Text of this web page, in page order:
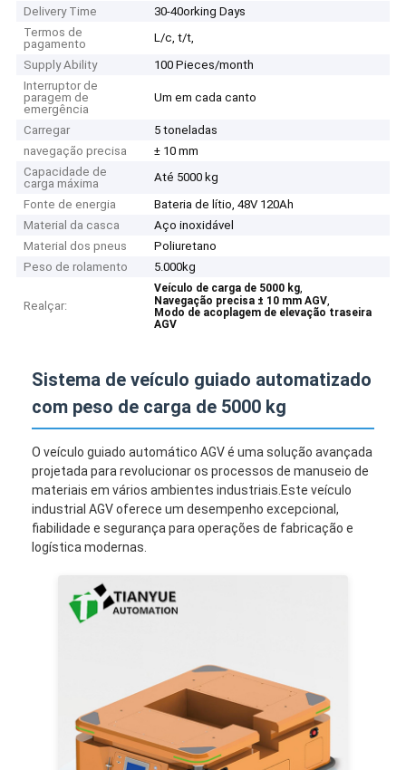
Delivery Time
30-40orking Days
Termos de
pagamento
L/c, t/t,
Supply Ability
100 Pieces/month
Interruptor de
paragem de
emergência
Um em cada canto
Carregar
5 toneladas
navegação precisa
± 10 mm
Capacidade de
carga máxima
Até 5000 kg
Fonte de energia
Bateria de lítio, 48V 120Ah
Material da casca
Aço inoxidável
Material dos pneus
Poliuretano
Peso de rolamento
5.000kg
Realçar:
Veículo de carga de 5000 kg,
Navegação precisa ± 10 mm AGV,
Modo de acoplagem de elevação traseira
AGV
Sistema de veículo guiado automatizado
com peso de carga de 5000 kg
O veículo guiado automático AGV é uma solução avançada
projetada para revolucionar os processos de manuseio de
materiais em vários ambientes industriais.Este veículo
industrial AGV oferece um desempenho excepcional,
fiabilidade e segurança para operações de fabricação e
logística modernas.